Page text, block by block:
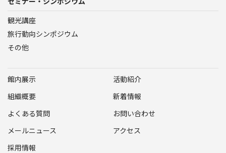
観光講座
旅行動向シンポジウム
その他
館内展示
活動紹介
組織概要
新着情報
よくある質問
お問い合わせ
メールニュース
アクセス
採用情報